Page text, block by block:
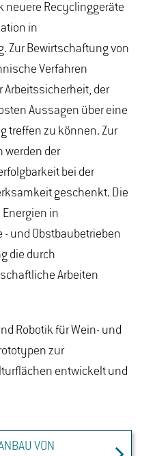
neuere Recyclinggeräte
in
Zur Bewirtschaftung von
Verfahren
Arbeitssicherheit, der
Aussagen über eine
treffen zu können. Zur
werden der
bei der
geschenkt. Die
in
- und Obstbaubetrieben
die durch
Arbeiten
Robotik für Wein- und
zur
entwickelt und
VON